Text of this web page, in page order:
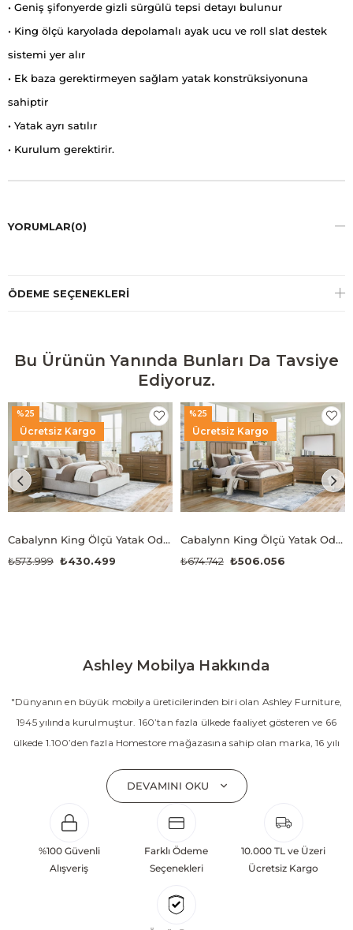
• Geniş şifonyerde gizli sürgülü tepsi detayı bulunur
• King ölçü karyolada depolamalı ayak ucu ve roll slat destek
sistemi yer alır
• Ek baza gerektirmeyen sağlam yatak konstrüksiyonuna
sahiptir
• Yatak ayrı satılır
• Kurulum gerektirir.
YORUMLAR(0)
ÖDEME SEÇENEKLERI
Bu Ürünün Yanında Bunları Da Tavsiye
Ediyoruz.
Cabalynn King Ölçü Yatak Odası Takımı
₺430.499
₺573.999
Ücretsiz Kargo
%25
Cabalynn King Ölçü Yatak Odası Takımı
₺506.056
₺674.742
Ücretsiz Kargo
%25
Ashley Mobilya Hakkında
"Dünyanın en büyük mobilya üreticilerinden biri olan Ashley Furniture,
1945 yılında kurulmuştur. 160’tan fazla ülkede faaliyet gösteren ve 66
ülkede 1.100’den fazla Homestore mağazasına sahip olan marka, 16 yılı
yatak odası, oturma odası, yemek odası, home ofis ve ev dekorasyon
aksesuarları dahil olmak üzere 20’den fazla ürün kategorisinde geniş bir
koleksiyon sunmaktadır. Sabit ve hareketli koltuklar, yataklar, bahçe
mobilyaları ve demonte ürün grupları ile ürün yelpazesini sürekli
geliştiren Ashley, güçlü ve verimli global altyapısı sayesinde dünya
başarılarına değil, aynı zamanda gelecekte yaratacağı değerlere
odaklanarak sürekli gelişimi temel yaklaşım olarak benimsemektedir.
DEVAMINI OKU
%100 Güvenli
Alışveriş
Farklı Ödeme
Seçenekleri
10.000 TL ve Üzeri
Ücretsiz Kargo